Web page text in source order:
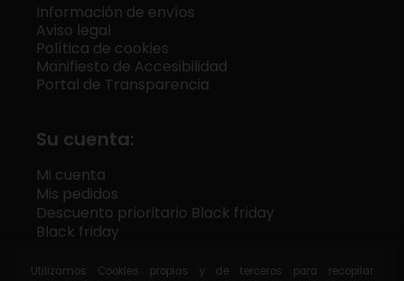
Utilizamos Cookies propias y de terceros para recopilar
Información de envíos
Aviso legal
Política de cookies
Manifiesto de Accesibilidad
Portal de Transparencia
Su cuenta:
Mi cuenta
Mis pedidos
Descuento prioritario Black friday
Black friday